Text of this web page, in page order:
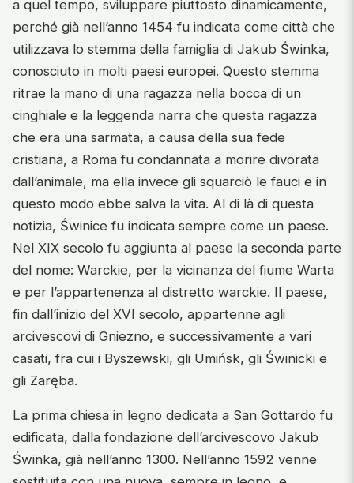
a quel tempo, sviluppare piuttosto dinamicamente,
perché già nell’anno 1454 fu indicata come città che
utilizzava lo stemma della famiglia di Jakub Świnka,
conosciuto in molti paesi europei. Questo stemma
ritrae la mano di una ragazza nella bocca di un
cinghiale e la leggenda narra che questa ragazza
che era una sarmata, a causa della sua fede
cristiana, a Roma fu condannata a morire divorata
dall’animale, ma ella invece gli squarciò le fauci e in
questo modo ebbe salva la vita. Al di là di questa
notizia, Świnice fu indicata sempre come un paese.
Nel XIX secolo fu aggiunta al paese la seconda parte
del nome: Warckie, per la vicinanza del fiume Warta
e per l’appartenenza al distretto warckie. Il paese,
fin dall’inizio del XVI secolo, appartenne agli
arcivescovi di Gniezno, e successivamente a vari
casati, fra cui i Byszewski, gli Umińsk, gli Świnicki e
gli Zaręba.
La prima chiesa in legno dedicata a San Gottardo fu
edificata, dalla fondazione dell’arcivescovo Jakub
Świnka, già nell’anno 1300. Nell’anno 1592 venne